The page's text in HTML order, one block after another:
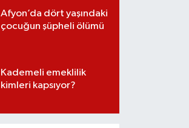
Afyon’da dört yaşındaki
çocuğun şüpheli ölümü
Kademeli emeklilik
kimleri kapsıyor?